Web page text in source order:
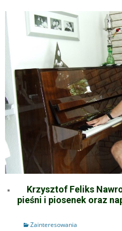
Krzysztof Feliks
pieśni i piosenek oraz
Zainteresowania